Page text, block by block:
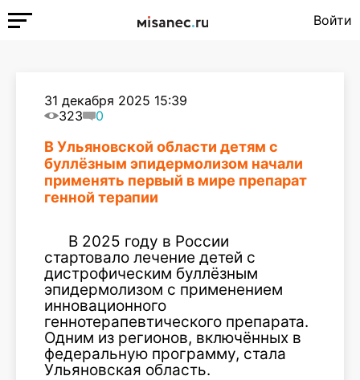
Войти
31 декабря 2025 15:39
323
0
В Ульяновской области детям с
буллёзным эпидермолизом начали
применять первый в мире препарат
генной терапии
В 2025 году в России
стартовало лечение детей с
дистрофическим буллёзным
эпидермолизом с применением
инновационного
геннотерапевтического препарата.
Одним из регионов, включённых в
федеральную программу, стала
Ульяновская область.